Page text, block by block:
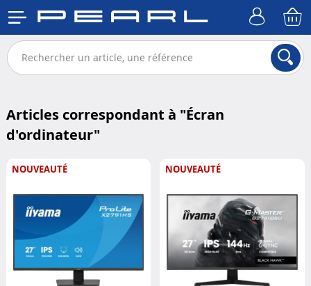
Articles correspondant à "Écran
d'ordinateur"
NOUVEAUTÉ NOUVEAUTÉ